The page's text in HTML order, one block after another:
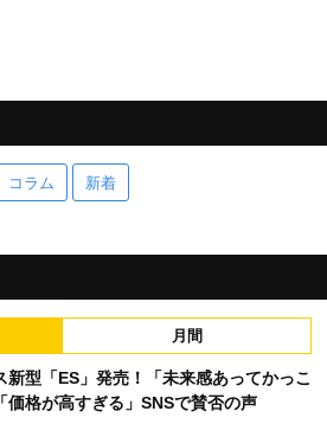
コラム 新着
月間
新型「ES」発売！「未来感あってかっこ
価格が高すぎる」SNSで賛否の声